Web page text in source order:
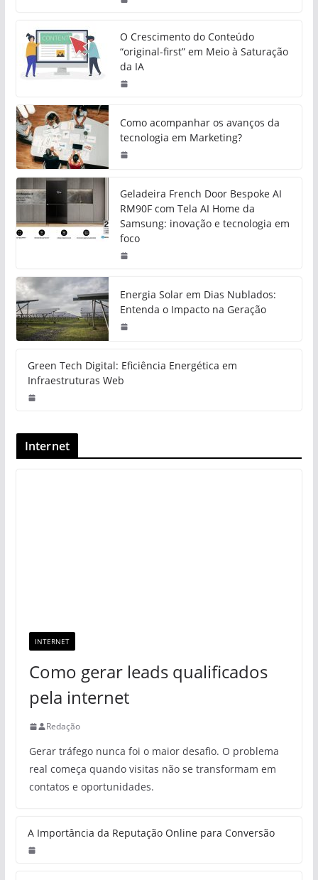
O Crescimento do Conteúdo
“original-first” em Meio à Saturação
da IA
Como acompanhar os avanços da
tecnologia em Marketing?
Geladeira French Door Bespoke AI
RM90F com Tela AI Home da
Samsung: inovação e tecnologia em
foco
Energia Solar em Dias Nublados:
Entenda o Impacto na Geração
Green Tech Digital: Eficiência Energética em
Infraestruturas Web
Internet
INTERNET
Como gerar leads qualificados
pela internet
Redação
Gerar tráfego nunca foi o maior desafio. O problema
real começa quando visitas não se transformam em
contatos e oportunidades.
A Importância da Reputação Online para Conversão